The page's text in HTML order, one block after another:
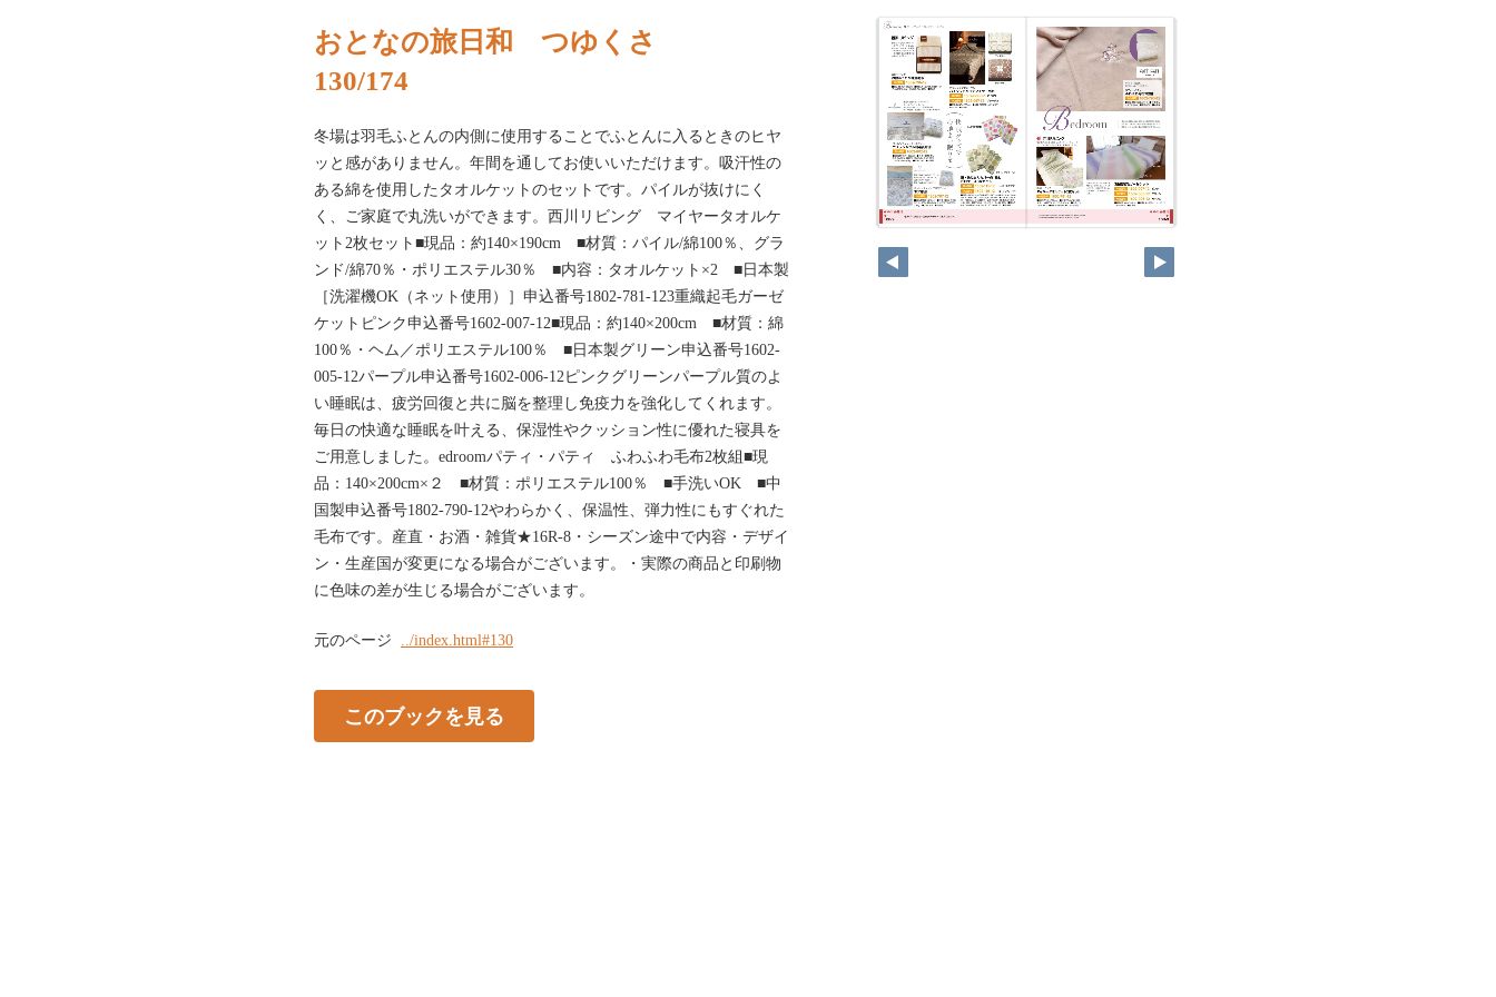
おとなの旅日和 つゆくさ
130/174
冬場は羽毛ふとんの内側に使用することでふとんに入るときのヒヤ
ッと感がありません。年間を通してお使いいただけます。吸汗性の
ある綿を使用したタオルケットのセットです。パイルが抜けにく
く、ご家庭で丸洗いができます。西川リビング マイヤータオルケ
ット2枚セット■現品：約140×190cm ■材質：パイル/綿100％、グラ
ンド/綿70％・ポリエステル30％ ■内容：タオルケット×2 ■日本製
［洗濯機OK（ネット使用）］申込番号1802-781-123重織起毛ガーゼ
ケットピンク申込番号1602-007-12■現品：約140×200cm ■材質：綿
100％・ヘム／ポリエステル100％ ■日本製グリーン申込番号1602-
005-12パープル申込番号1602-006-12ピンクグリーンパープル質のよ
い睡眠は、疲労回復と共に脳を整理し免疫力を強化してくれます。
毎日の快適な睡眠を叶える、保湿性やクッション性に優れた寝具を
ご用意しました。edroomパティ・パティ ふわふわ毛布2枚組■現
品：140×200cm×２ ■材質：ポリエステル100％ ■手洗いOK ■中
国製申込番号1802-790-12やわらかく、保温性、弾力性にもすぐれた
毛布です。産直・お酒・雑貨★16R-8・シーズン途中で内容・デザイ
ン・生産国が変更になる場合がございます。・実際の商品と印刷物
に色味の差が生じる場合がございます。
元のページ ../index.html#130
このブックを見る